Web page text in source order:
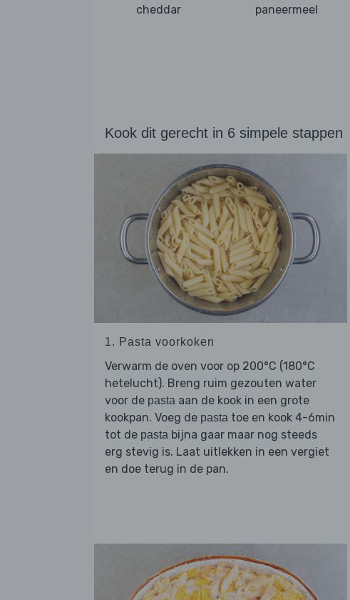
cheddar
paneermeel
Kook dit gerecht in 6 simpele stappen
1. Pasta voorkoken
Verwarm de oven voor op 200°C (180°C
hetelucht). Breng ruim gezouten water
voor de pasta aan de kook in een grote
kookpan. Voeg de pasta toe en kook 4-6min
tot de pasta bijna gaar maar nog steeds
erg stevig is. Laat uitlekken in een vergiet
en doe terug in de pan.